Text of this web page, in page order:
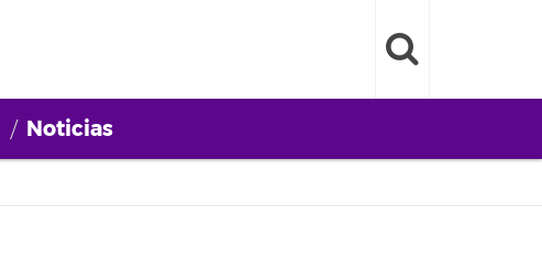
Noticias